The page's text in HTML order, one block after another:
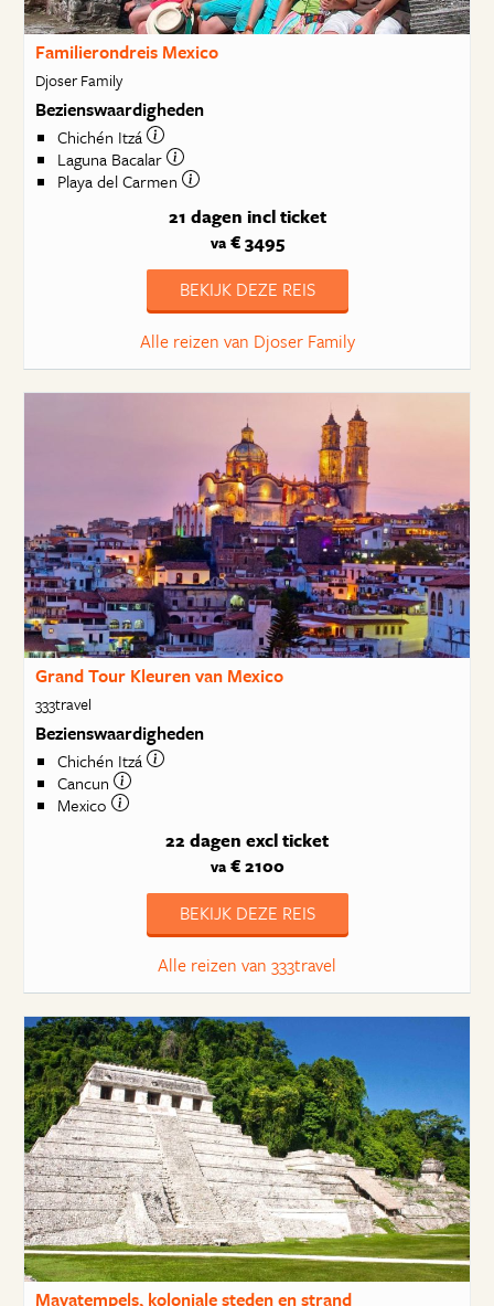
Familierondreis Mexico
Djoser Family
Bezienswaardigheden
Chichén Itzá
Laguna Bacalar
Playa del Carmen
21 dagen incl ticket
va€ 3495
BEKIJK DEZE REIS
Alle reizen van Djoser Family
Grand Tour Kleuren van Mexico
333travel
Bezienswaardigheden
Chichén Itzá
Cancun
Mexico
22 dagen excl ticket
va€ 2100
BEKIJK DEZE REIS
Alle reizen van 333travel
Mayatempels, koloniale steden en strand